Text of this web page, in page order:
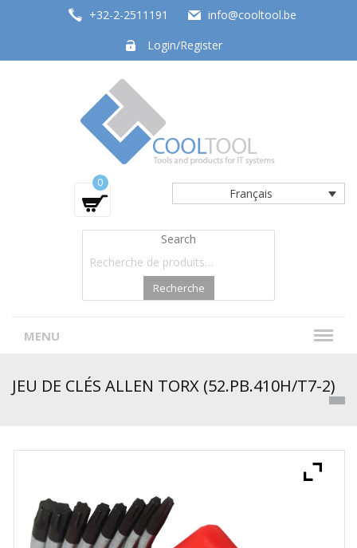
+32-2-2511191
info@cooltool.be
Login/Register
Tools and products for office systems
Français
0
Search
Recherche
MENU
JEU DE CLÉS ALLEN TORX (52.PB.410H/T7-2)